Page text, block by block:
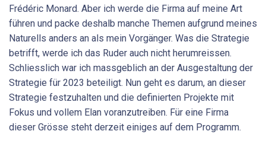
Frédéric Monard. Aber ich werde die Firma auf meine Art
führen und packe deshalb manche Themen aufgrund meines
Naturells anders an als mein Vorgänger. Was die Strategie
betrifft, werde ich das Ruder auch nicht herumreissen.
Schliesslich war ich massgeblich an der Ausgestaltung der
Strategie für 2023 beteiligt. Nun geht es darum, an dieser
Strategie festzuhalten und die definierten Projekte mit
Fokus und vollem Elan voranzutreiben. Für eine Firma
dieser Grösse steht derzeit einiges auf dem Programm.